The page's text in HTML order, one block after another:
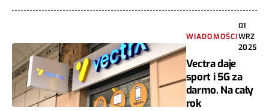
WIADOMOŚCI
01
WRZ
2025
Vectra daje
sport i 5G za
darmo. Na cały
rok